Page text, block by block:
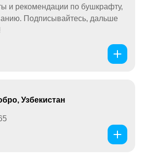
и рекомендации по бушкрафту,
Подписывайтесь, дальше
Узбекистан